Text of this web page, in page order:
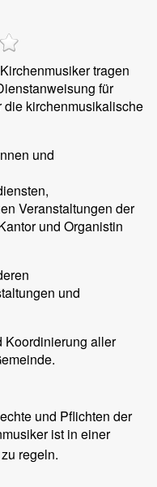
tragen
für
die kirchenmusikalische
und
Veranstaltungen der
und Organistin
und
Koordinierung aller
und Pflichten der
ist in einer
zu regeln.